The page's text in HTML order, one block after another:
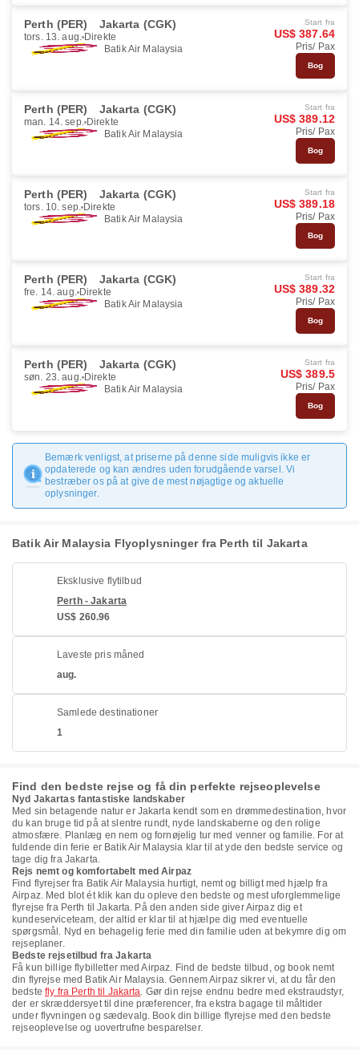
Perth (PER) Jakarta (CGK)
tors. 13. aug. Direkte
Batik Air Malaysia
Start fra
US$ 387.64
Pris/ Pax
Bog
Perth (PER) Jakarta (CGK)
man. 14. sep. Direkte
Batik Air Malaysia
Start fra
US$ 389.12
Pris/ Pax
Bog
Perth (PER) Jakarta (CGK)
tors. 10. sep. Direkte
Batik Air Malaysia
Start fra
US$ 389.18
Pris/ Pax
Bog
Perth (PER) Jakarta (CGK)
fre. 14. aug. Direkte
Batik Air Malaysia
Start fra
US$ 389.32
Pris/ Pax
Bog
Perth (PER) Jakarta (CGK)
søn. 23. aug. Direkte
Batik Air Malaysia
Start fra
US$ 389.5
Pris/ Pax
Bog
Bemærk venligst, at priserne på denne side muligvis ikke er
opdaterede og kan ændres uden forudgående varsel. Vi
bestræber os på at give de mest nøjagtige og aktuelle
oplysninger.
Batik Air Malaysia Flyoplysninger fra Perth til Jakarta
Eksklusive flytilbud
Perth - Jakarta
US$ 260.96
Laveste pris måned
aug.
Samlede destinationer
1
Find den bedste rejse og få din perfekte rejseoplevelse
Nyd Jakartas fantastiske landskaber
Med sin betagende natur er Jakarta kendt som en drømmedestination, hvor
du kan bruge tid på at slentre rundt, nyde landskaberne og den rolige
atmosfære. Planlæg en nem og fornøjelig tur med venner og familie. For at
fuldende din ferie er Batik Air Malaysia klar til at yde den bedste service og
tage dig fra Jakarta.
Rejs nemt og komfortabelt med Airpaz
Find flyrejser fra Batik Air Malaysia hurtigt, nemt og billigt med hjælp fra
Airpaz. Med blot ét klik kan du opleve den bedste og mest uforglemmelige
flyrejse fra Perth til Jakarta. På den anden side giver Airpaz dig et
kundeserviceteam, der altid er klar til at hjælpe dig med eventuelle
spørgsmål. Nyd en behagelig ferie med din familie uden at bekymre dig om
rejseplaner.
Bedste rejsetilbud fra Jakarta
Få kun billige flybilletter med Airpaz. Find de bedste tilbud, og book nemt
din flyrejse med Batik Air Malaysia. Gennem Airpaz sikrer vi, at du får den
bedste fly fra Perth til Jakarta. Gør din rejse endnu bedre med ekstraudstyr,
der er skræddersyet til dine præferencer, fra ekstra bagage til måltider
under flyvningen og sædevalg. Book din billige flyrejse med den bedste
rejseoplevelse og uovertrufne besparelser.